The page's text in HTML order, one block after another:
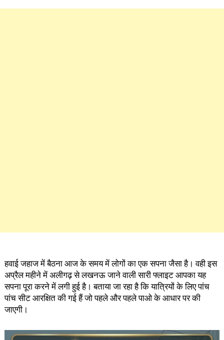
हवाई जहाज में बैठना आज के समय में लोगों का एक सपना जैसा है। वही इस
अप्रैल महीने में अलीगढ़ से लखनऊ जाने वाली सारी फ्लाइट आपका यह
सपना पूरा करने में लगी हुई है। बताया जा रहा है कि यात्रियों के लिए पांच
पांच सीट आरक्षित की गई हैं जो पहले और पहले पाओ के आधार पर की
जाएगी।